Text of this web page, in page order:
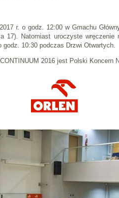
r. o godz. 12:00 w Gmachu
17). Natomiast uroczyste wręczenie
10:30 podczas Drzwi Otwartych.
2016 jest Polski Koncern